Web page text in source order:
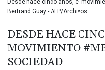
Desde hace cinco años, el
Bertrand Guay - AFP/Archivos
DESDE HACE
MOVIMIENTO
SOCIEDAD